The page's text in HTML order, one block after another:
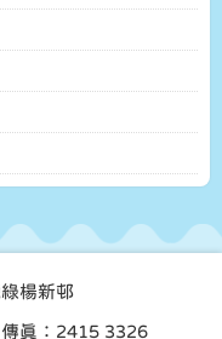
楊新邨
傳真：2415 3326